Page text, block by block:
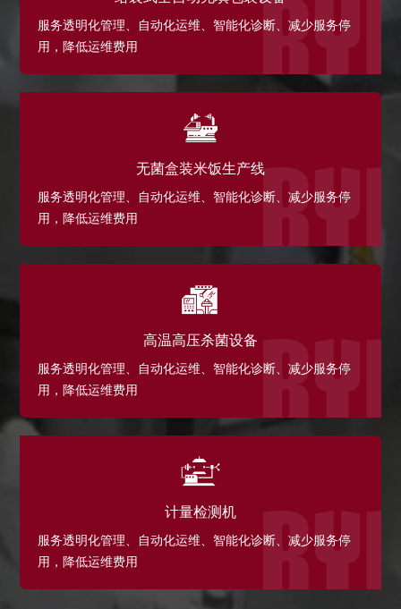
服务透明化管理、自动化运维、智能化诊断、减少服务停
用，降低运维费用
无菌盒装米饭生产线
服务透明化管理、自动化运维、智能化诊断、减少服务停
用，降低运维费用
高温高压杀菌设备
服务透明化管理、自动化运维、智能化诊断、减少服务停
用，降低运维费用
计量检测机
服务透明化管理、自动化运维、智能化诊断、减少服务停
用，降低运维费用